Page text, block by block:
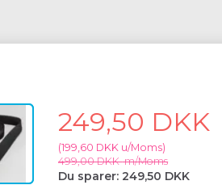
249,50 DKK
(199,60 DKK u/Moms)
499,00 DKKm/Moms
Du sparer: 249,50 DKK